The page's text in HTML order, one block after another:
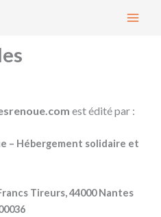
est édité par :
– Hébergement solidaire et
Tireurs, 44000 Nantes